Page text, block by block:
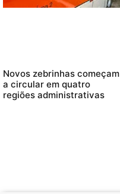
Novos zebrinhas começam
a circular em quatro
regiões administrativas